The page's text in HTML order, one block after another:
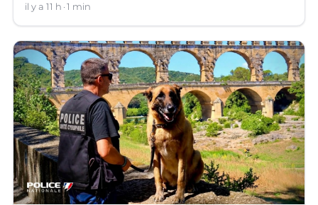
il y a 11 h 1 min